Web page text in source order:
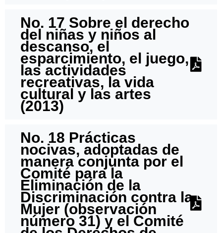
No. 17 Sobre el derecho
del niñas y niños al
descanso, el
esparcimiento, el juego,
las actividades
recreativas, la vida
cultural y las artes
(2013)
No. 18 Prácticas
nocivas, adoptadas de
manera conjunta por el
Comité para la
Eliminación de la
Discriminación contra la
Mujer (observación
número 31) y el Comité